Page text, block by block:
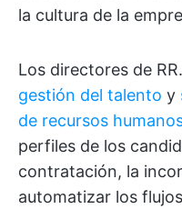
la cultura de la
Los directores de
gestión del talento y
de recursos
perfiles de los
contratación, la
automatizar los